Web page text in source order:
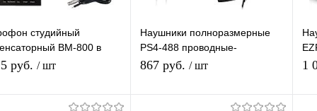
студийный
BM-800 в
кейсе,со
MF58
руб. / шт
Наушники полноразмерные
PS4-488 проводные-
гарнитура (микрофон, кабель
голубые
867 руб. / шт 1